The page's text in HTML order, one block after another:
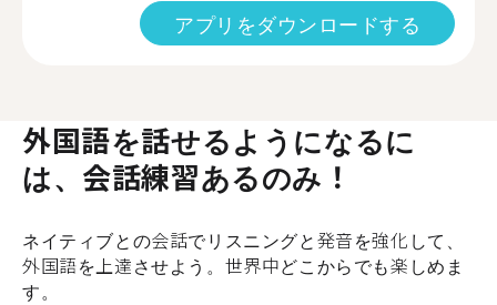
アプリをダウンロードする
外国語を話せるようになるに
は、会話練習あるのみ！
ネイティブとの会話でリスニングと発音を強化して、
外国語を上達させよう。世界中どこからでも楽しめま
す。